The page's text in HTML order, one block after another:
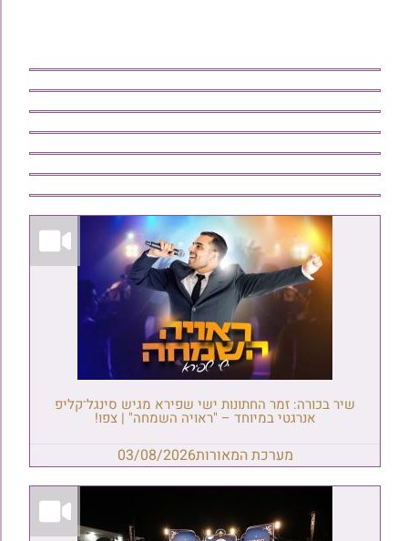
שיר בכורה: זמר החתונות ישי שפירא מגיש סינגל־קליפ
אנרגטי במיוחד – "ראויה השמחה" | צפו!
מערכת המאורות03/08/2026